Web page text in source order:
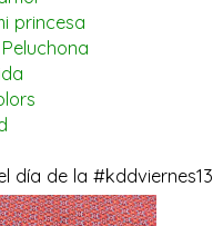
princesa
día de la #kddviernes13